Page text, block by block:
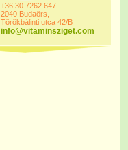
+36 30 7262 647
2040 Budaörs,
Törökbálinti utca 42/B
info@vitaminsziget.com